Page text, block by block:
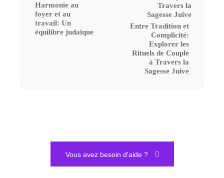
Harmonie au
foyer et au
travail: Un
équilibre judaïque
Entre Tradition et
Complicité:
Explorer les
Rituels de Couple
à Travers la
Sagesse Juive
Vous avez besoin d'aide ?